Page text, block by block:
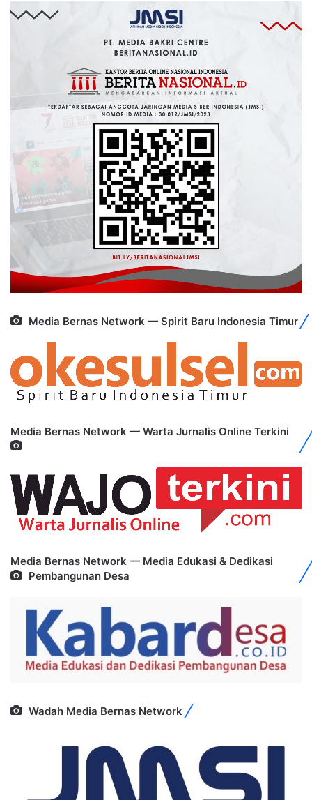
Media Bernas Network — Spirit Baru Indonesia Timur
Media Bernas Network — Warta Jurnalis Online Terkini
Media Bernas Network — Media Edukasi & Dedikasi
Pembangunan Desa
Wadah Media Bernas Network